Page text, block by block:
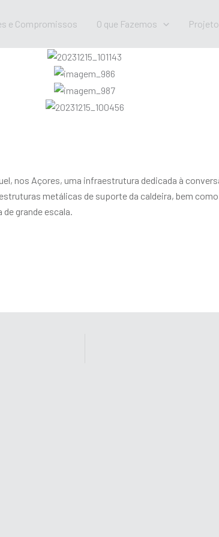
e Compromissos O que Fazemos
nos Açores, uma infraestrutura dedicada à
metálicas de suporte da caldeira, bem
grande escala.